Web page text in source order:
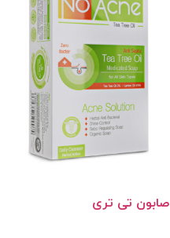
صابون تی تری